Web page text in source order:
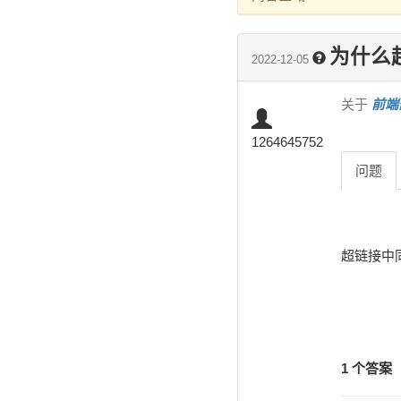
2022-12-05 为什么
1264645752
关于 前
问题
超链接中
1 个答案